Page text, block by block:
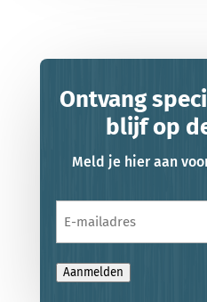
Ontvang
blijf op
Meld je hier aan
Aanmelden